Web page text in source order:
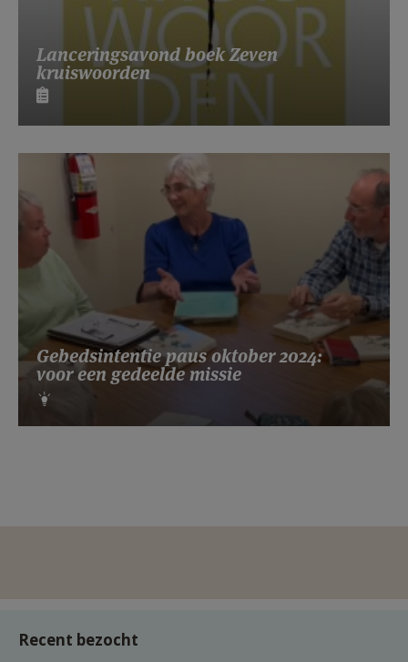
Lanceringsavond boek Zeven
kruiswoorden
Gebedsintentie paus oktober 2024:
voor een gedeelde missie
Recent bezocht